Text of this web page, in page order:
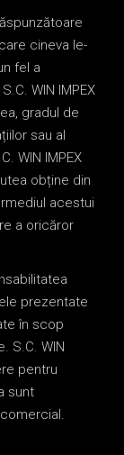
cineva le-
fel a
WIN IMPEX
gradul de
sau al
WIN IMPEX
obține din
acestui
a oricăror
prezentate
în scop
S.C. WIN
pentru
sunt